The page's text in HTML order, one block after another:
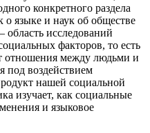
конкретного раздела
о языке и наук об обществе
исследований
факторов, то есть
отношения между людьми и
под воздействием
нашей социальной
изучает, как социальные
и языковое